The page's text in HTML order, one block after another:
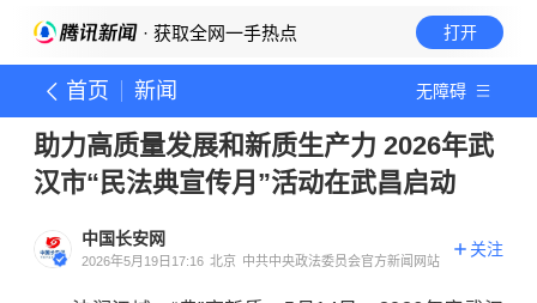
· 获取全网一手热点 打开
首页 新闻 无障碍
助力高质量发展和新质生产力 2026年武
汉市“民法典宣传月”活动在武昌启动
中国长安网
2026年5月19日17:16 北京 中共中央政法委员会官方新闻网站
关注